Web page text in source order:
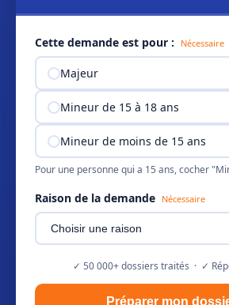
Cette demande est pour : Nécessaire
Majeur
Mineur de 15 à 18 ans
Mineur de moins de 15 ans
Pour une personne qui a 15 ans, cocher
Raison de la demande Nécessaire
✓ 50 000+ dossiers traités · ✓
Préparer mon